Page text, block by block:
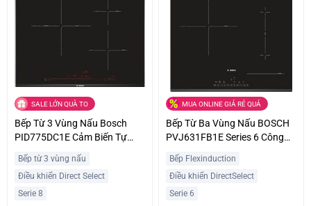
SALE LỚN QUÀ TO
Bếp Từ 3 Vùng Nấu Bosch
PID775DC1E Cảm Biến Tự
Động Hiện Đại Ưu Đãi Tốt
Bếp từ 3 vùng nấu
Điều khiển Direct Select
Serie 8
MUA ONLINE GIÁ RẺ QUÁ
Bếp Từ Ba Vùng Nấu BOSCH
PVJ631FB1E Series 6 Công
Suất 7400W Nhập Khẩu Châu
Âu
Bếp Flexinduction
Điều khiển DirectSelect
Serie 6